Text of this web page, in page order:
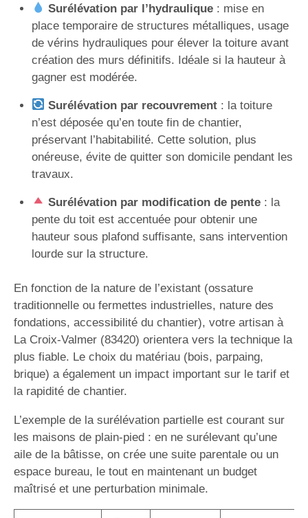
Surélévation par l’hydraulique: mise en
place temporaire de structures métalliques, usage
de vérins hydrauliques pour élever la toiture avant
création des murs définitifs. Idéale si la hauteur à
gagner est modérée.
Surélévation par recouvrement: la toiture
n’est déposée qu’en toute fin de chantier,
préservant l’habitabilité. Cette solution, plus
onéreuse, évite de quitter son domicile pendant les
travaux.
Surélévation par modification de pente: la
pente du toit est accentuée pour obtenir une
hauteur sous plafond suffisante, sans intervention
lourde sur la structure.
En fonction de la nature de l’existant (ossature
traditionnelle ou fermettes industrielles, nature des
fondations, accessibilité du chantier), votre artisan à
La Croix-Valmer (83420) orientera vers la technique la
plus fiable. Le choix du matériau (bois, parpaing,
brique) a également un impact important sur le tarif et
la rapidité de chantier.
L’exemple de la surélévation partielle est courant sur
les maisons de plain-pied : en ne surélevant qu’une
aile de la bâtisse, on crée une suite parentale ou un
espace bureau, le tout en maintenant un budget
maîtrisé et une perturbation minimale.